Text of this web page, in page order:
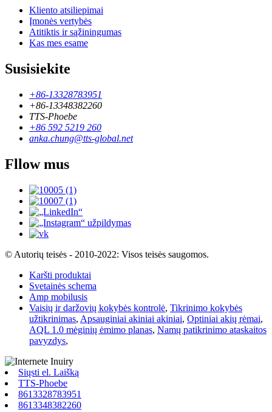
Kliento atsiliepimai
Įmonės vertybės
Atitiktis ir sąžiningumas
Kas mes esame
Susisiekite
+86-13328783951
+86-13348382260
TTS-Phoebe
+86 592 5219 260
anka.chung@tts-global.net
Fllow mus
© Autorių teisės - 2010-2022: Visos teisės saugomos.
Karšti produktai
Svetainės schema
Amp mobilusis
Vaisių ir daržovių kokybės kontrolė, Tikrinimo kokybės
užtikrinimas, Apsauginiai akiniai akiniai, Optiniai akių rėmai,
AQL 1.0 mėginių ėmimo planas, Namų patikrinimo ataskaitos
pavyzdys,
Siųsti el. Laišką
TTS-Phoebe
8613328783951
8613348382260